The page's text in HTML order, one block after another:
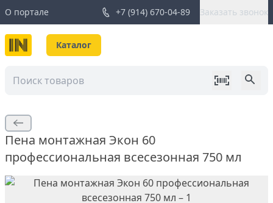
О портале +7 (914) 670-04-89 Заказать звонок
Каталог
Пена монтажная Экон 60
профессиональная всесезонная 750 мл